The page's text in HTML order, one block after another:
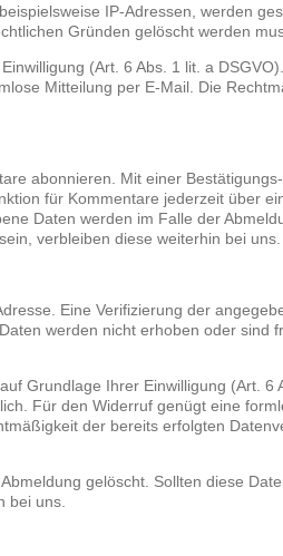
IP-Adressen, werden
Gründen gelöscht werden
(Art. 6 Abs. 1 lit. a
Mitteilung per E-Mail. Die
abonnieren. Mit einer
für Kommentare jederzeit über
Daten werden im Falle der
verbleiben diese weiterhin bei uns.
Eine Verifizierung der
werden nicht erhoben oder sind
Grundlage Ihrer Einwilligung (Art. 6
Für den Widerruf genügt eine
der bereits erfolgten
gelöscht. Sollten diese
bei uns.